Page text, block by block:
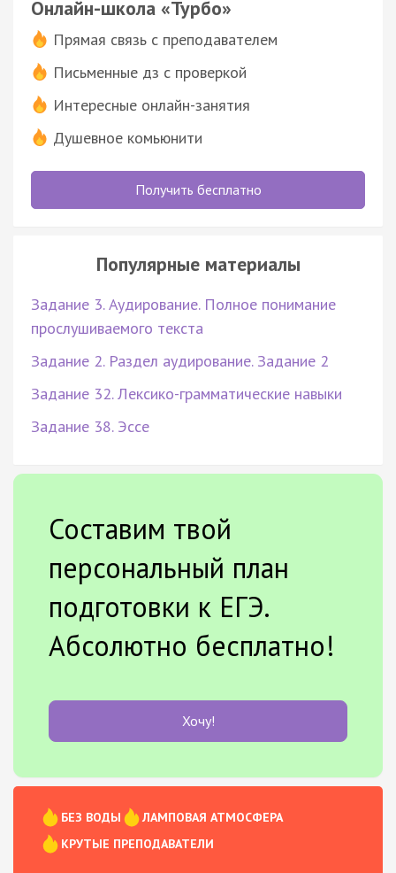
Онлайн-школа «Турбо»
Прямая связь с преподавателем
Письменные дз с проверкой
Интересные онлайн-занятия
Душевное комьюнити
Получить бесплатно
Популярные материалы
Задание 3. Аудирование. Полное понимание
прослушиваемого текста
Задание 2. Раздел аудирование. Задание 2
Задание 32. Лексико-грамматические навыки
Задание 38. Эссе
Составим твой
персональный план
подготовки к ЕГЭ.
Абсолютно бесплатно!
Хочу!
БЕЗ ВОДЫ
ЛАМПОВАЯ АТМОСФЕРА
КРУТЫЕ ПРЕПОДАВАТЕЛИ